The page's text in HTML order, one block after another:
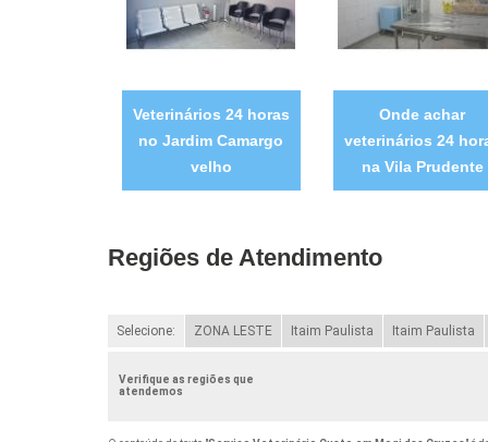
Veterinários 24 horas
no Jardim Camargo
velho
Onde achar
veterinários 24
na Vila Prudente
Regiões de Atendimento
Selecione: ZONA LESTE Itaim Paulista Itaim Paulista
Verifique as regiões que
atendemos